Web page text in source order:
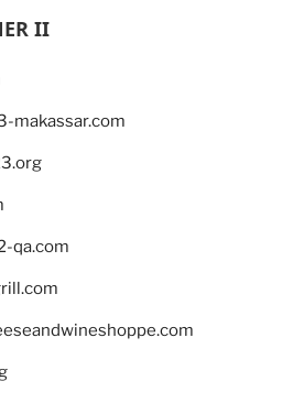
II
makassar.com
qa.com